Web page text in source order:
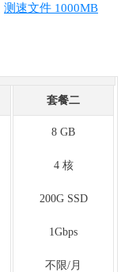
测速文件 1000MB
套餐二
8 GB
4 核
200G SSD
1Gbps
不限/月